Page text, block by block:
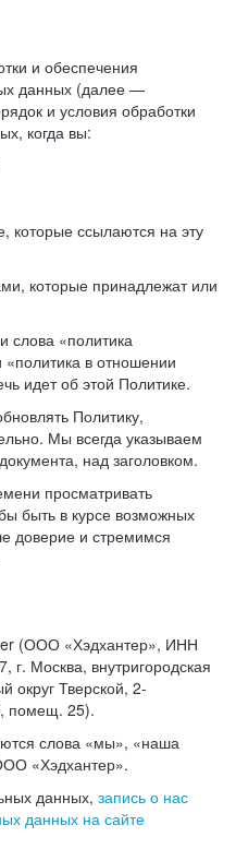
и обеспечения
данных (далее —
и условия обработки
когда вы:
которые ссылаются на эту
которые принадлежат или
слова «политика
в отношении
идет об этой Политике.
Политику,
Мы всегда указываем
над заголовком.
просматривать
быть в курсе возможных
доверие и стремимся
(ООО «Хэдхантер», ИНН
г. Москва, внутригородская
округ Тверской, 2-
помещ. 25).
слова «мы», «наша
«Хэдхантер».
данных, запись о нас
данных на сайте